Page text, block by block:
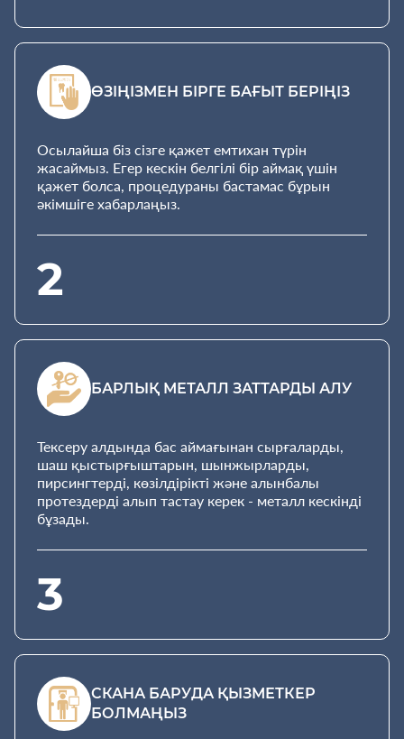
ӨЗІҢІЗМЕН БІРГЕ БАҒЫТ БЕРІҢІЗ
Осылайша біз сізге қажет емтихан түрін
жасаймыз. Егер кескін белгілі бір аймақ үшін
қажет болса, процедураны бастамас бұрын
әкімшіге хабарлаңыз.
2
БАРЛЫҚ МЕТАЛЛ ЗАТТАРДЫ АЛУ
Тексеру алдында бас аймағынан сырғаларды,
шаш қыстырғыштарын, шынжырларды,
пирсингтерді, көзілдірікті және алынбалы
протездерді алып тастау керек - металл кескінді
бұзады.
3
СКАНА БАРУДА ҚЫЗМЕТКЕР
БОЛМАҢЫЗ